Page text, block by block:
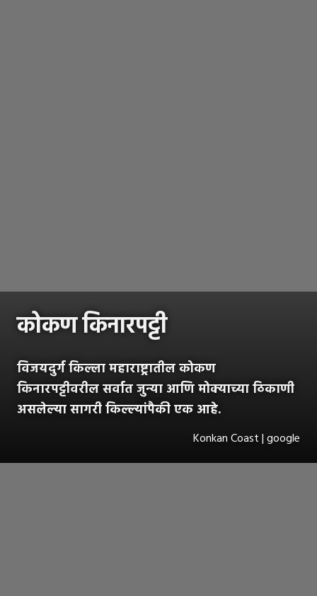
कोकण किनारपट्टी
विजयदुर्ग किल्ला महाराष्ट्रातील कोकण
किनारपट्टीवरील सर्वात जुन्या आणि मोक्याच्या ठिकाणी
असलेल्या सागरी किल्ल्यांपैकी एक आहे.
Konkan Coast | google